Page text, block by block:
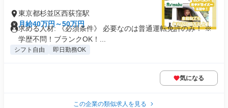
東京都杉並区西荻窪駅
月給40万円～50万円
求める人材: 《必須条件》 必要なのは普通運転免許のみ！ ※
学歴不問！ブランクOK！...
シフト自由 即日勤務OK
気になる
この企業の類似求人を見る